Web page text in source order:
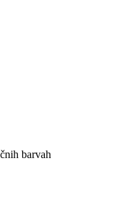
barvah